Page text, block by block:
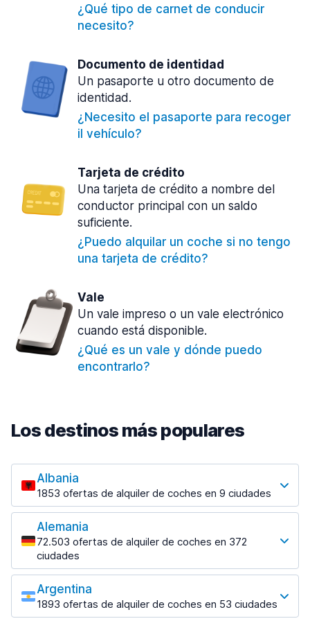
¿Qué tipo de carnet de conducir
necesito?
Documento de identidad
Un pasaporte u otro documento de
identidad.
¿Necesito el pasaporte para recoger
il vehículo?
Tarjeta de crédito
Una tarjeta de crédito a nombre del
conductor principal con un saldo
suficiente.
¿Puedo alquilar un coche si no tengo
una tarjeta de crédito?
Vale
Un vale impreso o un vale electrónico
cuando está disponible.
¿Qué es un vale y dónde puedo
encontrarlo?
Los destinos más populares
Albania
1853 ofertas de alquiler de coches en 9 ciudades
Los destinos más populares
Tirana
1433 ofertas en 7 lugares
Tirana Aeropuerto
desde 31,41 € al día
Alemania
72.503 ofertas de alquiler de coches en 372
ciudades
Los destinos más populares
Berlin
3476 ofertas en 28 lugares
Argentina
1893 ofertas de alquiler de coches en 53 ciudades
Los destinos más populares